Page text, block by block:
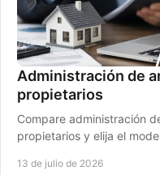
Administración de
propietarios
Compare administración
propietarios y elija el
13 de julio de 2026